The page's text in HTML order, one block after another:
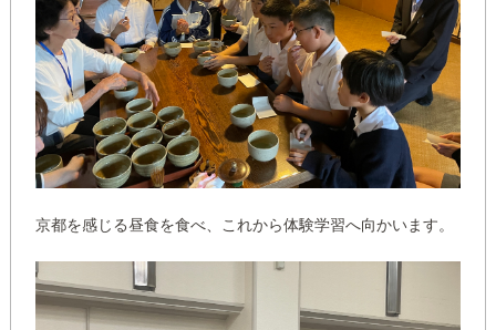
京都を感じる昼食を食べ、これから体験学習へ向かいます。